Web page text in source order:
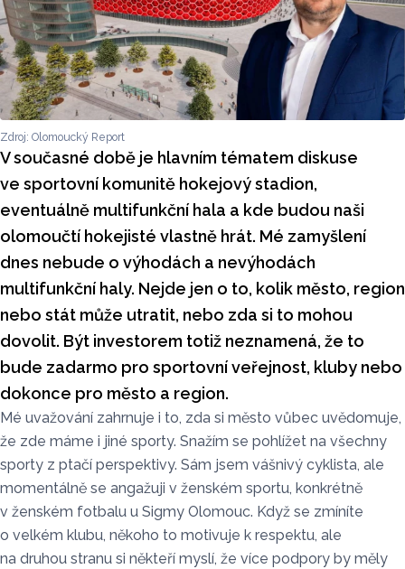
Zdroj: Olomoucký Report
V současné době je hlavním tématem diskuse
ve sportovní komunitě hokejový stadion,
eventuálně multifunkční hala a kde budou naši
olomoučtí hokejisté vlastně hrát. Mé zamyšlení
dnes nebude o výhodách a nevýhodách
multifunkční haly. Nejde jen o to, kolik město, region
nebo stát může utratit, nebo zda si to mohou
dovolit. Být investorem totiž neznamená, že to
bude zadarmo pro sportovní veřejnost, kluby nebo
dokonce pro město a region.
Mé uvažování zahrnuje i to, zda si město vůbec uvědomuje,
že zde máme i jiné sporty. Snažím se pohlížet na všechny
sporty z ptačí perspektivy. Sám jsem vášnivý cyklista, ale
momentálně se angažuji v ženském sportu, konkrétně
v ženském fotbalu u Sigmy Olomouc. Když se zmíníte
o velkém klubu, někoho to motivuje k respektu, ale
na druhou stranu si někteří myslí, že více podpory by měly